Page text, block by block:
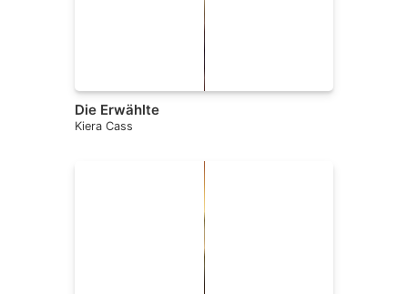
Die Erwählte
Kiera Cass